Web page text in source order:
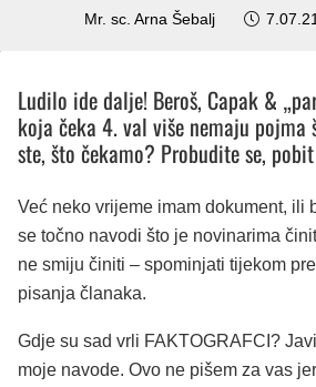
Mr. sc. Arna Šebalj 7.07.21
Ludilo ide dalje! Beroš, Capak &
koja čeka 4. val više nemaju pojma
ste, što čekamo? Probudite se,
Već neko vrijeme imam dokument, ili
se točno navodi što je novinarima
ne smiju činiti – spominjati tijekom
pisanja članaka.
Gdje su sad vrli FAKTOGRAFCI?
moje navode. Ovo ne pišem za vas